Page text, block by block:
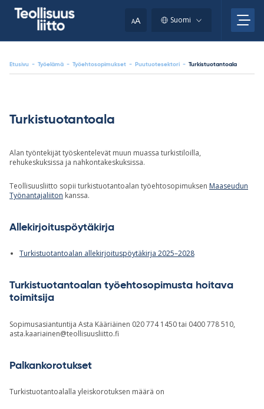
AA Suomi
Etusivu - Työelämä - Työehtosopimukset - Puutuotesektori - Turkistuotantoala
Turkistuotantoala
Alan työntekijät työskentelevät muun muassa turkistiloilla,
rehukeskuksissa ja nahkontakeskuksissa.
Teollisuusliitto sopii turkistuotantoalan työehtosopimuksen Maaseudun
Työnantajaliiton kanssa.
Allekirjoituspöytäkirja
Turkistuotantoalan allekirjoituspöytäkirja 2025–2028
Turkistuotantoalan työehtosopimusta hoitava
toimitsija
Sopimusasiantuntija Asta Kääriäinen 020 774 1450 tai 0400 778 510,
asta.kaariainen@teollisuusliitto.fi
Palkankorotukset
Turkistuotantoalalla yleiskorotuksen määrä on
clipboard.)